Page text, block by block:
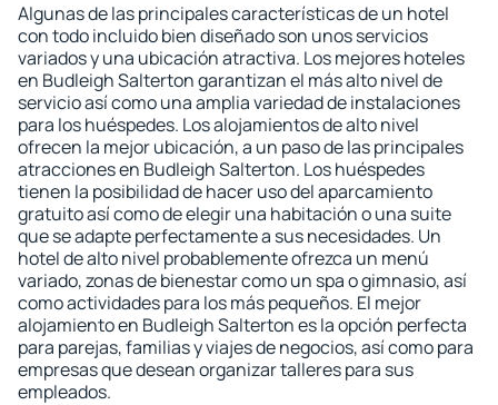
Algunas de las principales características de un hotel
con todo incluido bien diseñado son unos servicios
variados y una ubicación atractiva. Los mejores hoteles
en Budleigh Salterton garantizan el más alto nivel de
servicio así como una amplia variedad de instalaciones
para los huéspedes. Los alojamientos de alto nivel
ofrecen la mejor ubicación, a un paso de las principales
atracciones en Budleigh Salterton. Los huéspedes
tienen la posibilidad de hacer uso del aparcamiento
gratuito así como de elegir una habitación o una suite
que se adapte perfectamente a sus necesidades. Un
hotel de alto nivel probablemente ofrezca un menú
variado, zonas de bienestar como un spa o gimnasio, así
como actividades para los más pequeños. El mejor
alojamiento en Budleigh Salterton es la opción perfecta
para parejas, familias y viajes de negocios, así como para
empresas que desean organizar talleres para sus
empleados.